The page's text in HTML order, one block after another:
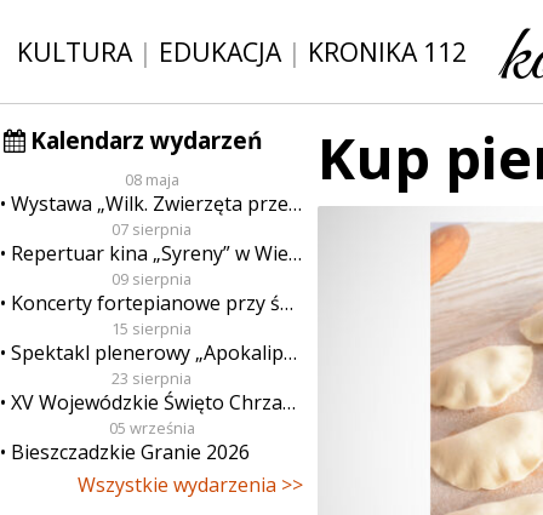
KULTURA| EDUKACJA| KRONIKA 112
Kalendarz wydarzeń
08 maja
Wystawa „Wilk. Zwierzęta przeklęte”
07 sierpnia
Repertuar kina „Syreny” w Wieluniu w dn. od 7 do 13 sierpnia
09 sierpnia
Koncerty fortepianowe przy świecach
15 sierpnia
Spektakl plenerowy „Apokalipsa”
23 sierpnia
XV Wojewódzkie Święto Chrzanu
05 września
Bieszczadzkie Granie 2026
Wszystkie wydarzenia >>
Kup